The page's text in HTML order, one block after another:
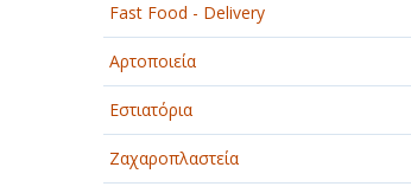
ΔΙΑΣΚΕΔΑΣΗ - ΨΥΧΑΓΩΓΙΑ - ΤΕΧΝΕΣ
ΔΙΑΦΗΜΙΣΗ - ΜΜΕ
ΕΚΚΛΗΣΙΕΣ - ΦΙΛΑΝΘΡΩΠΙΚΑ
ΣΩΜΑΤΕΙΑ
Fast Food - Delivery
Αρτοποιεία
Εστιατόρια
Ζαχαροπλαστεία